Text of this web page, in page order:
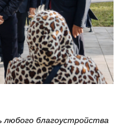
благоустройства